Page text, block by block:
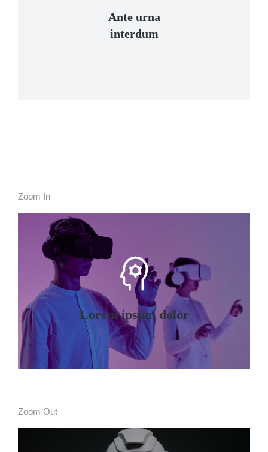
Ante urna
interdum
Zoom In
Lorem ipsum dolor
Lorem ipsum dolor
Dolor hendrerit - tincidunt, ante urna
interdum nunc, quis venenatis quam
ipsum ac velit.
Details
Zoom Out